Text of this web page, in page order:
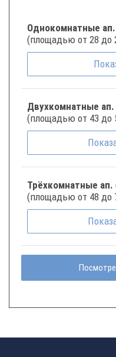
Однокомнатные ап.
(площадью от 28 до
Двухкомнатные ап.
(площадью от 43 до
Трёхкомнатные ап.
(площадью от 48 до